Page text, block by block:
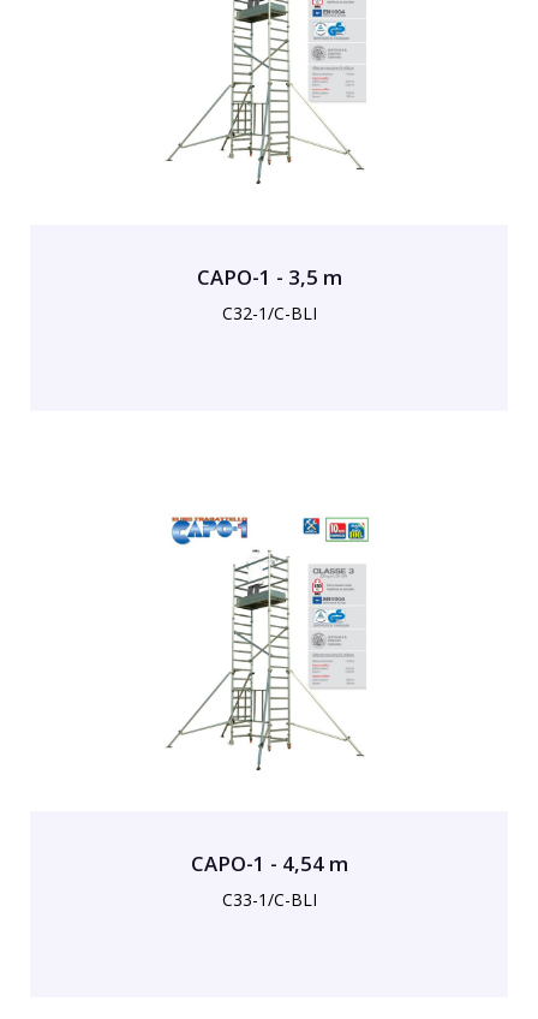
CAPO-1 - 3,5 m
C32-1/C-BLI
CAPO-1 - 4,54 m
C33-1/C-BLI